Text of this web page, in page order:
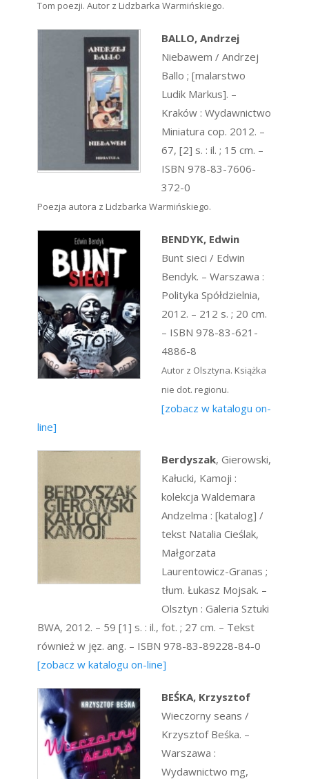
Tom poezji. Autor z Lidzbarka Warmińskiego.
BALLO, Andrzej
Niebawem / Andrzej
Ballo ; [malarstwo
Ludik Markus]. –
Kraków : Wydawnictwo
Miniatura cop. 2012. –
67, [2] s. : il. ; 15 cm. –
ISBN 978-83-7606-
372-0
Poezja autora z Lidzbarka Warmińskiego.
BENDYK, Edwin
Bunt sieci / Edwin
Bendyk. – Warszawa :
Polityka Spółdzielnia,
2012. – 212 s. ; 20 cm.
– ISBN 978-83-621-
4886-8
Autor z Olsztyna. Książka
nie dot. regionu.
[zobacz w katalogu on-
line]
Berdyszak, Gierowski,
Kałucki, Kamoji :
kolekcja Waldemara
Andzelma : [katalog] /
tekst Natalia Cieślak,
Małgorzata
Laurentowicz-Granas ;
tłum. Łukasz Mojsak. –
Olsztyn : Galeria Sztuki
BWA, 2012. – 59 [1] s. : il., fot. ; 27 cm. – Tekst
również w jęz. ang. – ISBN 978-83-89228-84-0
[zobacz w katalogu on-line]
BEŚKA, Krzysztof
Wieczorny seans /
Krzysztof Beśka. –
Warszawa :
Wydawnictwo mg,